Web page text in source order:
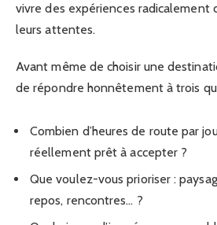
vivre des expériences
leurs attentes.
Avant même de choisir une
de répondre honnêtement à trois
Combien d’heures de route par
réellement prêt à accepter ?
Que voulez-vous prioriser :
repos, rencontres… ?